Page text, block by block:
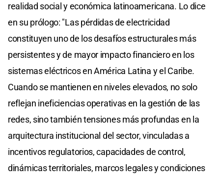
realidad social y económica latinoamericana. Lo dice
en su prólogo: "Las pérdidas de electricidad
constituyen uno de los desafíos estructurales más
persistentes y de mayor impacto financiero en los
sistemas eléctricos en América Latina y el Caribe.
Cuando se mantienen en niveles elevados, no solo
reflejan ineficiencias operativas en la gestión de las
redes, sino también tensiones más profundas en la
arquitectura institucional del sector, vinculadas a
incentivos regulatorios, capacidades de control,
dinámicas territoriales, marcos legales y condiciones